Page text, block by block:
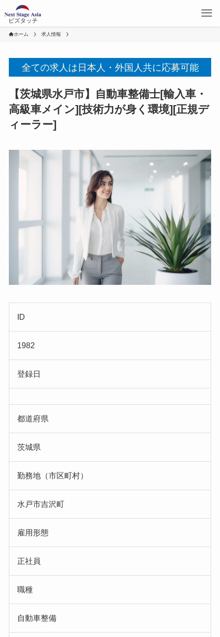
ビズタッチ
ホーム 求人情報
全ての求人は日本人・外国人共に応募可能
【茨城県水戸市】自動車整備士[輸入車・
高級車メイン][技術力が身く環境][正規デ
ィーラー]
ID
1982
登録日
都道府県
茨城県
勤務地（市区町村）
水戸市吉沢町
雇用形態
正社員
職種
自動車整備